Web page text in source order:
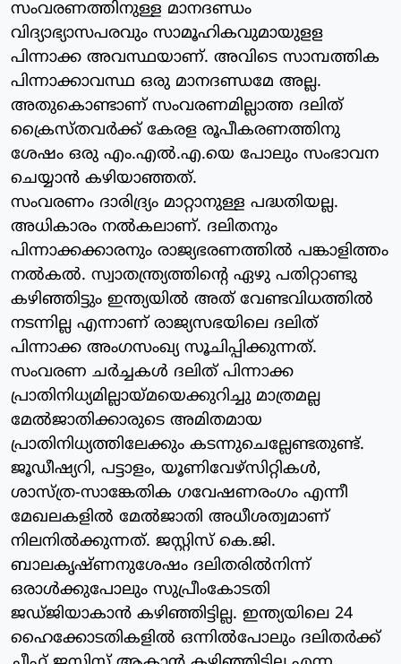
സംവരണത്തിനുള്ള മാനദണ്ഡം
വിദ്യാഭ്യാസപരവും സാമൂഹികവുമായുളള
പിന്നാക്ക അവസ്ഥയാണ്. അവിടെ സാമ്പത്തിക
പിന്നാക്കാവസ്ഥ ഒരു മാനദണ്ഡമേ അല്ല.
അതുകൊണ്ടാണ് സംവരണമില്ലാത്ത ദലിത്
ക്രൈസ്തവര്‍ക്ക് കേരള രൂപീകരണത്തിനു
ശേഷം ഒരു എം.എല്‍.എ.യെ പോലും സംഭാവന
ചെയ്യാന്‍ കഴിയാഞ്ഞത്.
സംവരണം ദാരിദ്ര്യം മാറ്റാനുള്ള പദ്ധതിയല്ല.
അധികാരം നല്‍കലാണ്. ദലിതനും
പിന്നാക്കക്കാരനും രാജ്യഭരണത്തില്‍ പങ്കാളിത്തം
നല്‍കല്‍. സ്വാതന്ത്ര്യത്തിന്റെ ഏഴു പതിറ്റാണ്ടു
കഴിഞ്ഞിട്ടും ഇന്ത്യയില്‍ അത് വേണ്ടവിധത്തില്‍
നടന്നില്ല എന്നാണ് രാജ്യസഭയിലെ ദലിത്
പിന്നാക്ക അംഗസംഖ്യ സൂചിപ്പിക്കുന്നത്.
സംവരണ ചര്‍ച്ചകള്‍ ദലിത് പിന്നാക്ക
പ്രാതിനിധ്യമില്ലായ്മയെക്കുറിച്ചു മാത്രമല്ല
മേല്‍ജാതിക്കാരുടെ അമിതമായ
പ്രാതിനിധ്യത്തിലേക്കും കടന്നുചെല്ലേണ്ടതുണ്ട്.
ജൂഡീഷ്യറി, പട്ടാളം, യൂണിവേഴ്‌സിറ്റികള്‍,
ശാസ്ത്ര-സാങ്കേതിക ഗവേഷണരംഗം എന്നീ
മേഖലകളില്‍ മേല്‍ജാതി അധീശത്വമാണ്
നിലനില്‍ക്കുന്നത്. ജസ്റ്റിസ് കെ.ജി.
ബാലകൃഷ്ണനുശേഷം ദലിതരില്‍നിന്ന്
ഒരാള്‍ക്കുപോലും സുപ്രീംകോടതി
ജഡ്ജിയാകാന്‍ കഴിഞ്ഞിട്ടില്ല. ഇന്ത്യയിലെ 24
ഹൈക്കോടതികളില്‍ ഒന്നില്‍പോലും ദലിതര്‍ക്ക്